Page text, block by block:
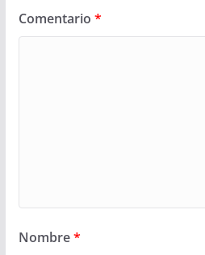
Comentario *
Nombre*